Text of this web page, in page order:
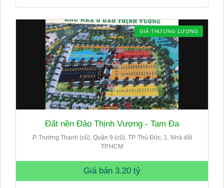
GIÁ THƯƠNG LƯỢNG
Đất nền Đảo Thịnh Vượng - Tam Đa
P. Trường Thạnh (cũ), Quận 9 (cũ), TP. Thủ Đức, 1. Nhà đất
TP.HCM
Giá bán 3.20 tỷ